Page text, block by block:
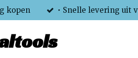
kopen • Snelle levering uit